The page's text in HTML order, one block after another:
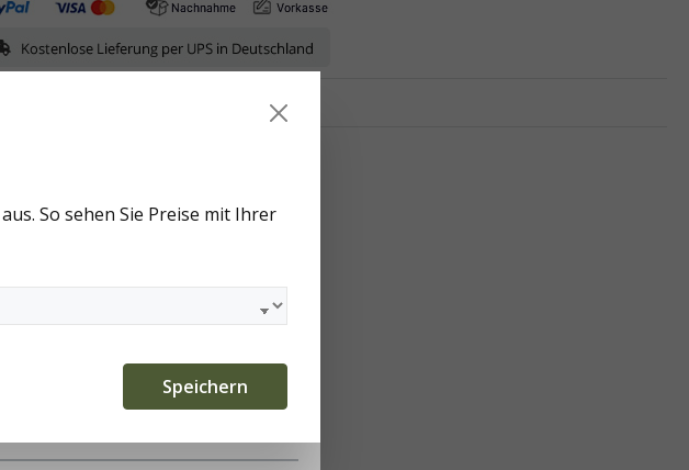
Arzberger
Funktionalitäten zu bieten.Mehr
So sehen Sie Preise mit Ihrer
Speichern